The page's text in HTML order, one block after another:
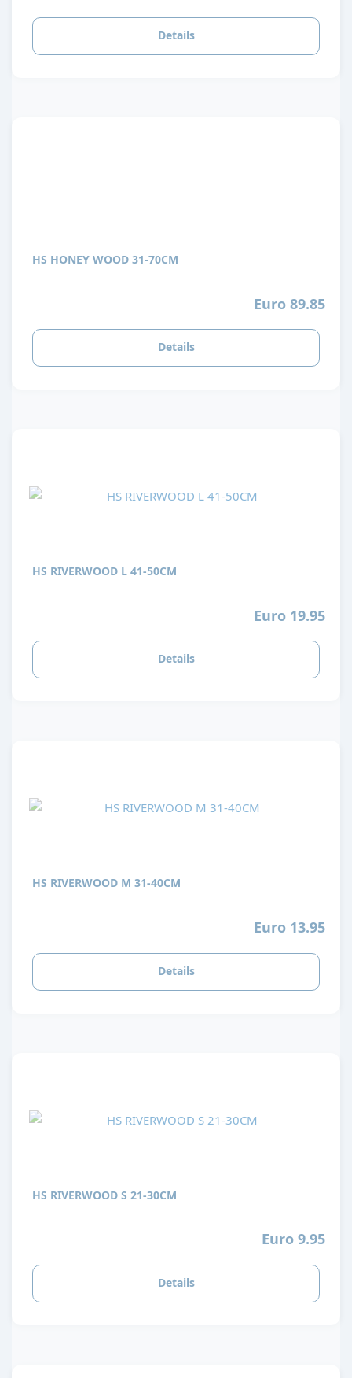
Details
HS HONEY WOOD 31-70CM
Euro 89.85
Details
HS RIVERWOOD L 41-50CM
Euro 19.95
Details
HS RIVERWOOD M 31-40CM
Euro 13.95
Details
HS RIVERWOOD S 21-30CM
Euro 9.95
Details